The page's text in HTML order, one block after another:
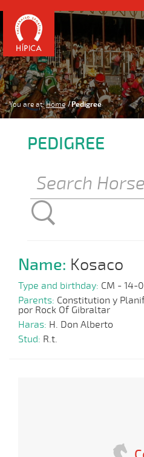
You are at: Home Pedigree
PEDIGREE
Name: Kosaco
Type and birthday: CM - 14-
Parents: Constitution y
por Rock Of Gibraltar
Haras: H. Don Alberto
Stud: R.t.